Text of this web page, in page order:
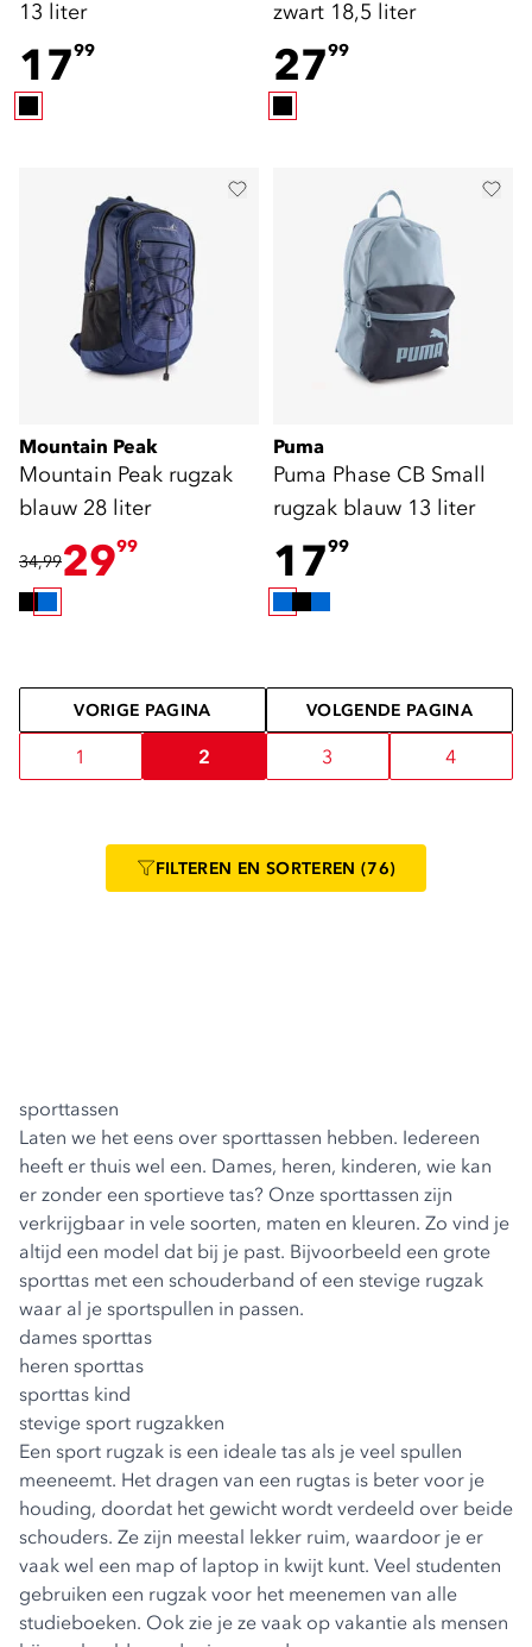
13 liter
1799
zwart 18,5 liter
2799
Mountain Peak
Mountain Peak rugzak
blauw 28 liter
34,992999
Puma
Puma Phase CB Small
rugzak blauw 13 liter
1799
VORIGE PAGINA VOLGENDE PAGINA
1 2 3 4
FILTEREN EN SORTEREN (76)
sporttassen
Laten we het eens over sporttassen hebben. Iedereen
heeft er thuis wel een. Dames, heren, kinderen, wie kan
er zonder een sportieve tas? Onze sporttassen zijn
verkrijgbaar in vele soorten, maten en kleuren. Zo vind je
altijd een model dat bij je past. Bijvoorbeeld een grote
sporttas met een schouderband of een stevige rugzak
waar al je sportspullen in passen.
dames sporttas
heren sporttas
sporttas kind
stevige sport rugzakken
Een sport rugzak is een ideale tas als je veel spullen
meeneemt. Het dragen van een rugtas is beter voor je
houding, doordat het gewicht wordt verdeeld over beide
schouders. Ze zijn meestal lekker ruim, waardoor je er
vaak wel een map of laptop in kwijt kunt. Veel studenten
gebruiken een rugzak voor het meenemen van alle
studieboeken. Ook zie je ze vaak op vakantie als mensen